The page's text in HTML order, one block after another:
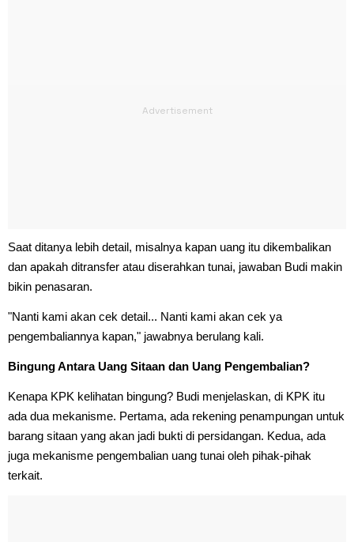
Saat ditanya lebih detail, misalnya kapan uang itu dikembalikan
dan apakah ditransfer atau diserahkan tunai, jawaban Budi makin
bikin penasaran.
"Nanti kami akan cek detail... Nanti kami akan cek ya
pengembaliannya kapan," jawabnya berulang kali.
Bingung Antara Uang Sitaan dan Uang Pengembalian?
Kenapa KPK kelihatan bingung? Budi menjelaskan, di KPK itu
ada dua mekanisme. Pertama, ada rekening penampungan untuk
barang sitaan yang akan jadi bukti di persidangan. Kedua, ada
juga mekanisme pengembalian uang tunai oleh pihak-pihak
terkait.